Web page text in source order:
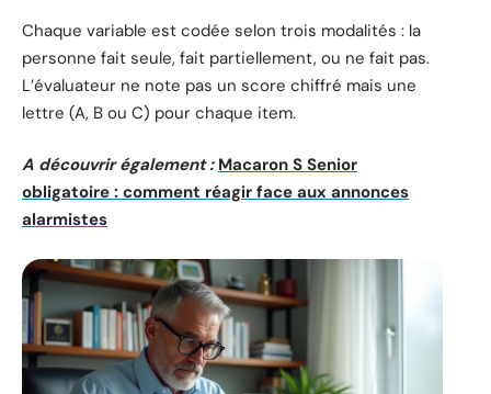
Chaque variable est codée selon trois modalités : la
personne fait seule, fait partiellement, ou ne fait pas.
L’évaluateur ne note pas un score chiffré mais une
lettre (A, B ou C) pour chaque item.
A découvrir également : Macaron S Senior
obligatoire : comment réagir face aux annonces
alarmistes